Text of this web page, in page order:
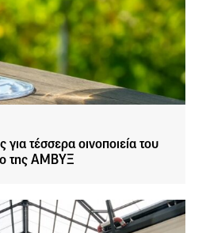
για τέσσερα οινοποιεία του
της ΑΜΒΥΞ